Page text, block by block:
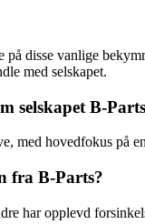
disse vanlige
med selskapet.
selskapet B-
med hovedfokus på
fra B-Parts?
har opplevd